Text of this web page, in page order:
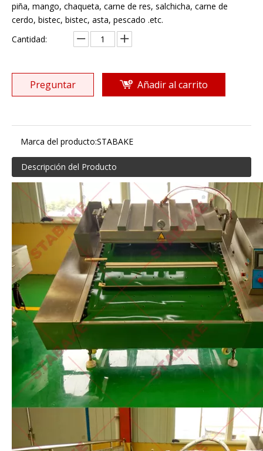
piña, mango, chaqueta, carne de res, salchicha, carne de
cerdo, bistec, bistec, asta, pescado .etc.
Cantidad:
Preguntar Añadir al carrito
Marca del producto:STABAKE
Descripción del Producto